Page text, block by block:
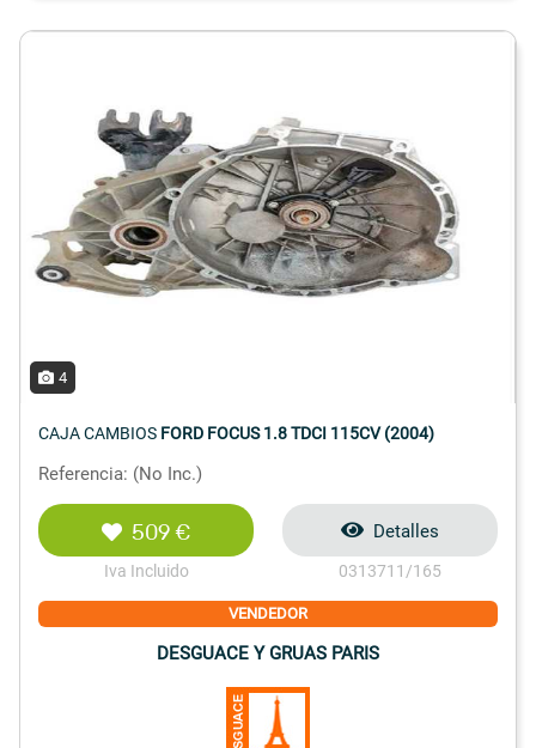
4
CAJA CAMBIOS FORD FOCUS 1.8 TDCI 115CV (2004)
Referencia: (No Inc.)
509 €
Iva Incluido
Detalles
0313711/165
VENDEDOR
DESGUACE Y GRUAS PARIS